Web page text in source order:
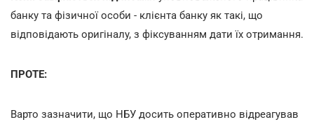
банку та фізичної особи - клієнта банку як такі, що
відповідають оригіналу, з фіксуванням дати їх отримання.
ПРОТЕ:
Варто зазначити, що НБУ досить оперативно відреагував